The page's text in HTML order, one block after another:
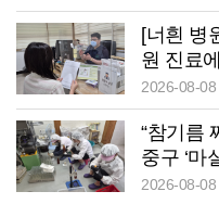
[너흰 병
원 진료
중구보건
2026-08-08
“참기름
중구 ‘마
2026-08-08